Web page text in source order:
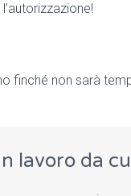
finché non sarà
lavoro da